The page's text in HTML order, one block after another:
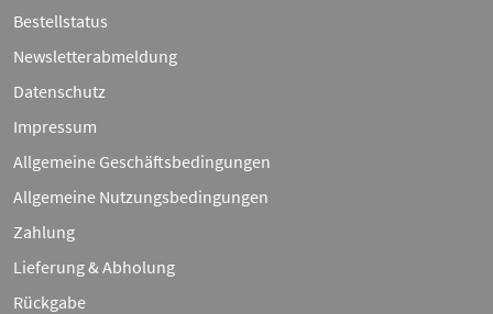
Bestellstatus
Newsletterabmeldung
Datenschutz
Impressum
Allgemeine Geschäftsbedingungen
Allgemeine Nutzungsbedingungen
Zahlung
Lieferung & Abholung
Rückgabe